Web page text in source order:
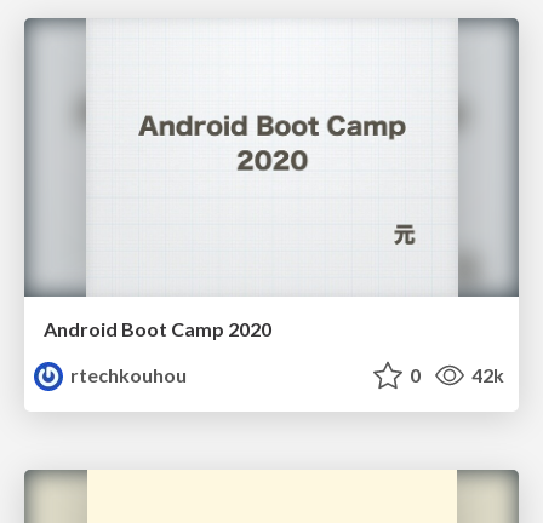
Android Boot Camp 2020
rtechkouhou
0 42k